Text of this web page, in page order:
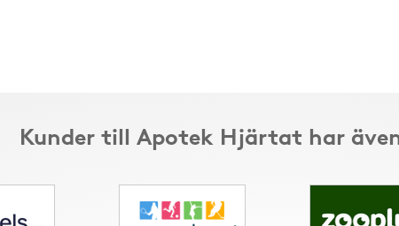
Kunder till Apotek Hjärtat har